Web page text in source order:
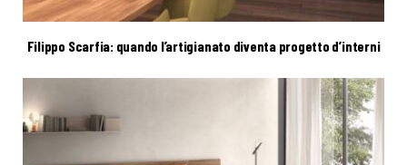
Filippo Scarfia: quando l’artigianato diventa progetto d’interni